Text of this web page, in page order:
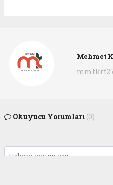
Mehmet
Okuyucu Yorumları (0)